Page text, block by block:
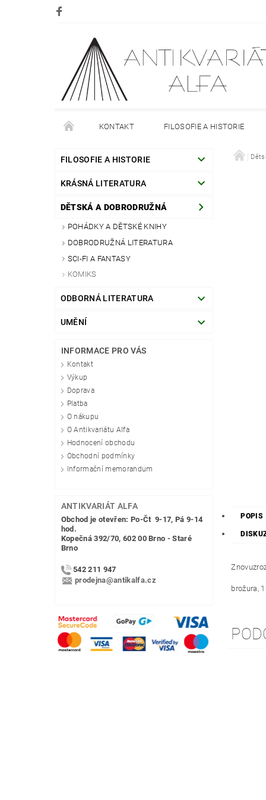
KONTAKT FILOSOFIE A HISTORIE
DOPRAVA PLATBA O NÁKUPU
FILOSOFIE A HISTORIE
KRÁSNÁ LITERATURA
DĚTSKÁ A DOBRODRUŽNÁ
POHÁDKY A DĚTSKÉ KNIHY
DOBRODRUŽNÁ LITERATURA
SCI-FI A FANTASY
KOMIKS
ODBORNÁ LITERATURA
UMĚNÍ
INFORMACE PRO VÁS
Kontakt
Výkup
Doprava
Platba
O nákupu
O Antikvariátu Alfa
Hodnocení obchodu
Obchodní podmínky
Informační memorandum
ANTIKVARIÁT ALFA
Obchod je otevřen: Po-Čt 9-17, Pá 9-14
hod.
Kopečná 392/70, 602 00 Brno - Staré
Brno
542 211 947
prodejna@antikalfa.cz
POPIS
brožura,